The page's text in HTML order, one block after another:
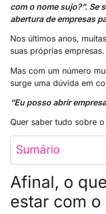
com o nome sujo?”. Se
abertura de empresas
Nos últimos anos,
suas próprias empresas.
Mas com um número
surge uma dúvida em
“Eu posso abrir
Quer saber tudo sobre
Sumário
Afinal, o
estar com o